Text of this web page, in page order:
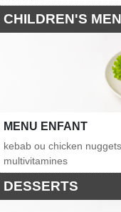
CHILDREN'S
MENU ENFANT
kebab ou chicken
multivitamines
DESSERTS